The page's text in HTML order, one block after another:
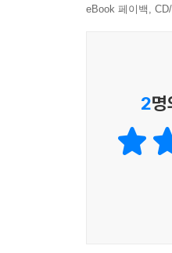
- 교과서/원전
· 미번역 문헌
현자의 돌이 제
eBook 페이백,
2